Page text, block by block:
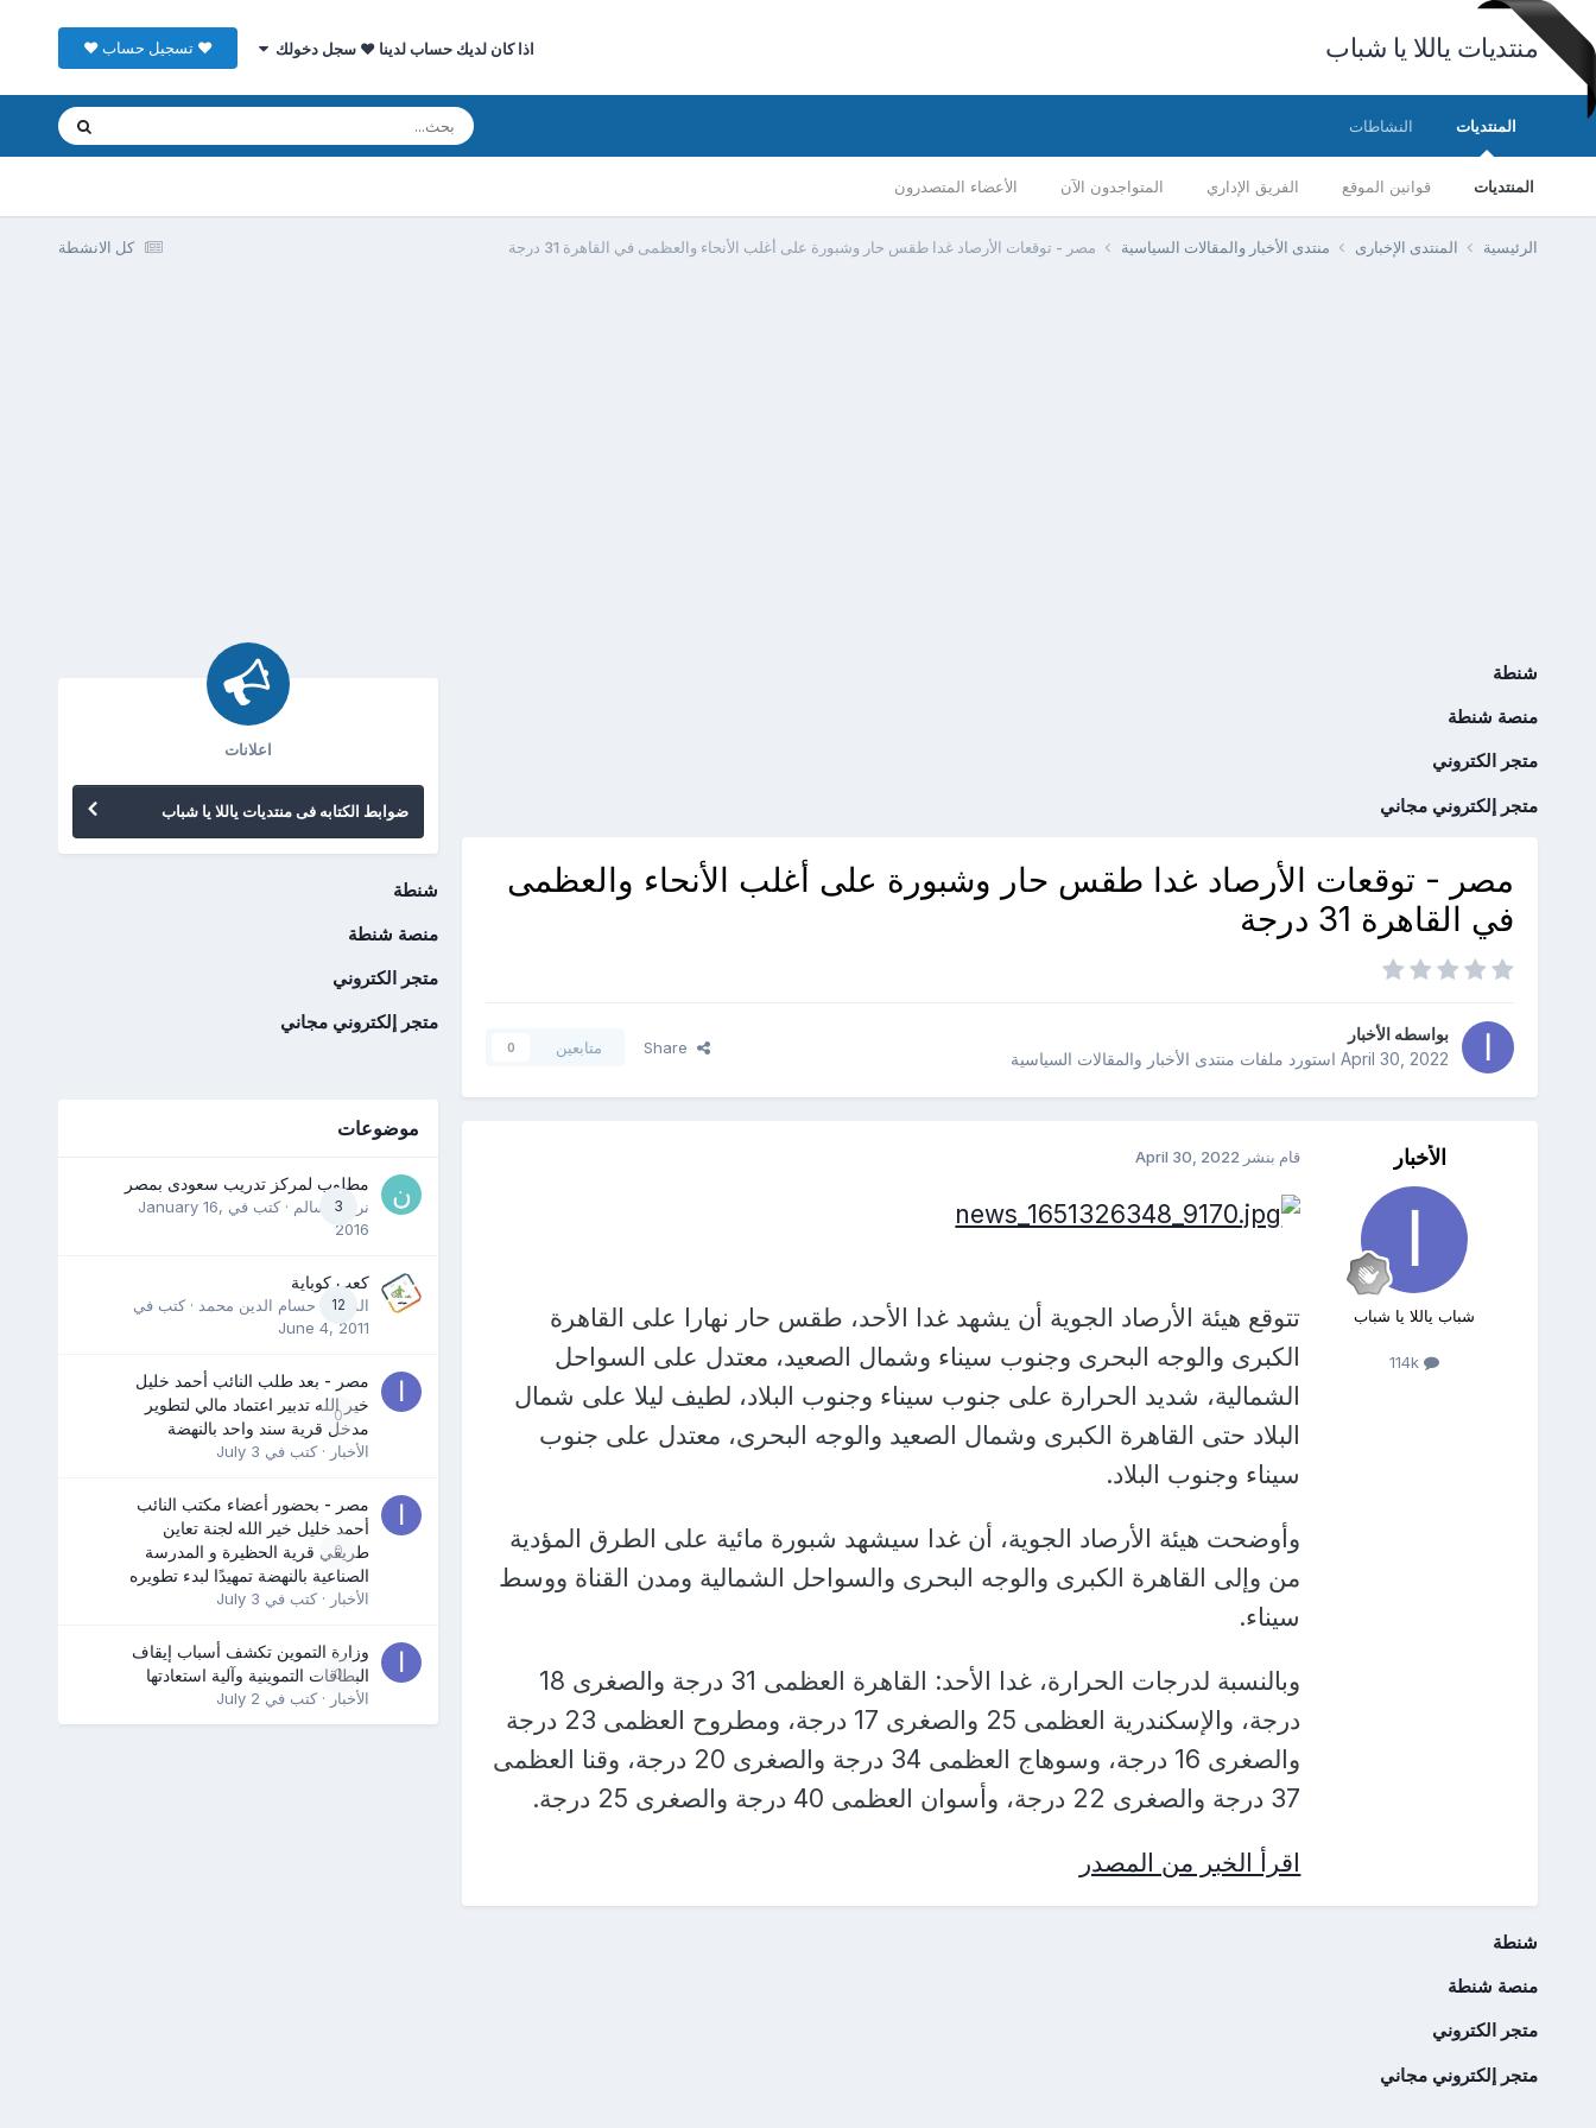
منتديات ياللا يا شباب اذا كان لديك حساب لدينا ♥ سجل دخولك ♥ تسجيل حساب ♥
المنتديات
المنتديات قوانين الموقع الفريق الإداري المتواجدون الآن الأعضاء المتصدرون
النشاطات
كل الانشطة الرئيسية المنتدى الإخبارى منتدى الأخبار والمقالات السياسية مصر - توقعات الأرصاد غدا طقس حار وشبورة على أغلب الأنحاء والعظمى في القاهرة 31 درجة
شنطة
منصة شنطة
متجر الكتروني
متجر إلكتروني مجاني
مصر - توقعات الأرصاد غدا طقس حار وشبورة على أغلب الأنحاء والعظمى
في القاهرة 31 درجة
بواسطه الأخبار
April 30, 2022استورد ملفات منتدى الأخبار والمقالات السياسية
Share متابعين 0
الأخبار
شباب ياللا يا شباب
114k
قام بنشر April 30, 2022
تتوقع هيئة الأرصاد الجوية أن يشهد غدا الأحد، طقس حار نهارا على القاهرة
الكبرى والوجه البحرى وجنوب سيناء وشمال الصعيد، معتدل على السواحل
الشمالية، شديد الحرارة على جنوب سيناء وجنوب البلاد، لطيف ليلا على شمال
البلاد حتى القاهرة الكبرى وشمال الصعيد والوجه البحرى، معتدل على جنوب
سيناء وجنوب البلاد.
وأوضحت هيئة الأرصاد الجوية، أن غدا سيشهد شبورة مائية على الطرق المؤدية
من وإلى القاهرة الكبرى والوجه البحرى والسواحل الشمالية ومدن القناة ووسط
سيناء.
وبالنسبة لدرجات الحرارة، غدا الأحد: القاهرة العظمى 31 درجة والصغرى 18
درجة، والإسكندرية العظمى 25 والصغرى 17 درجة، ومطروح العظمى 23 درجة
والصغرى 16 درجة، وسوهاج العظمى 34 درجة والصغرى 20 درجة، وقنا العظمى
37 درجة والصغرى 22 درجة، وأسوان العظمى 40 درجة والصغرى 25 درجة.
اقرأ الخبر من المصدر
شنطة
منصة شنطة
متجر الكتروني
متجر إلكتروني مجاني
اعلانات
ضوابط الكتابه فى منتديات ياللا يا شباب
شنطة
منصة شنطة
متجر الكتروني
متجر إلكتروني مجاني
موضوعات
3
مطلوب لمركز تدريب سعودى بمصر
نرمين سالم · كتب في January 16,
2016
12
كعب كوباية
المدرب حسام الدين محمد · كتب في
June 4, 2011
0
مصر - بعد طلب النائب أحمد خليل
خير الله تدبير اعتماد مالي لتطوير
مدخل قرية سند واحد بالنهضة
الأخبار · كتب في July 3
0
مصر - بحضور أعضاء مكتب النائب
أحمد خليل خير الله لجنة تعاين
طريقي قرية الحظيرة و المدرسة
الصناعية بالنهضة تمهيدًا لبدء تطويره
الأخبار · كتب في July 3
0
وزارة التموين تكشف أسباب إيقاف
البطاقات التموينية وآلية استعادتها
الأخبار · كتب في July 2